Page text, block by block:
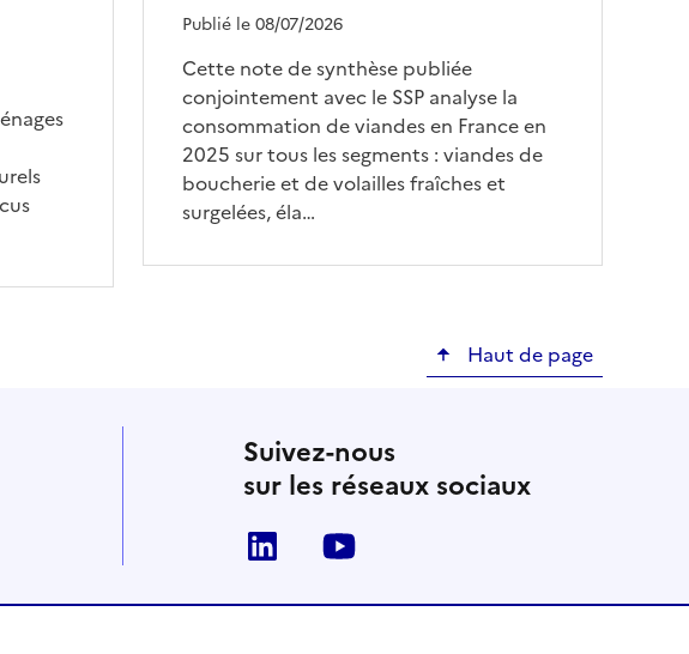
Publié le 08/07/2026
Cette note de synthèse publiée
conjointement avec le SSP analyse la
consommation de viandes en France en
2025 sur tous les segments : viandes de
boucherie et de volailles fraîches et
surgelées, éla…
Haut de page
Suivez-nous
sur les réseaux sociaux
Linkedin